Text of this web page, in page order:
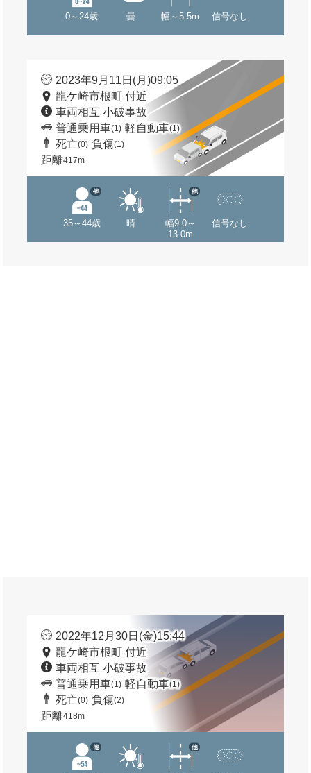
0～24歳 曇 幅～5.5m 信号なし
2023年9月11日(月)09:05
龍ケ崎市根町 付近
車両相互 小破事故
普通乗用車(1) 軽自動車(1)
死亡(0) 負傷(1)
距離417m
35～44歳
他
晴
幅9.0～
13.0m
他
信号なし
2022年12月30日(金)15:44
龍ケ崎市根町 付近
車両相互 小破事故
普通乗用車(1) 軽自動車(1)
死亡(0) 負傷(2)
距離418m
他 他